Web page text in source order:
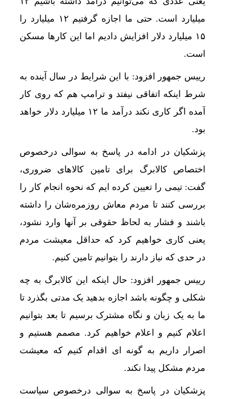
میلیارد است. حتی ما اجازه گرفتیم ۱۲ میلیارد را
۱۵ میلیارد دلار افزایش دادیم اما این کارها مسکن
است.
رییس جمهور افزود: با این شرایط در سال آینده به
شرط اینکه اتفاقی نیفتد و ترامپ هم که روی کار
آمده اگر کاری نکند درآمد ما ۱۲ میلیارد دلار خواهد
بود.
پزشکیان در ادامه در پاسخ به سوالی درخصوص
اختصاص کالابرگ برای تامین کالاهای ضروری،
گفت: تیمی را تعیین کرده ایم که نحوه انجام کار را
بررسی کنند تا مردم معاش روزمره‌شان را داشته
باشند و فشار به لحاظ حقوقی بر آنها وارد نشود،
یعنی کاری خواهیم کرد که حداقل معیشت مردم
در حدی که نیاز دارند را بتوانیم تامین کنیم.
رییس جمهور افزود: حال اینکه این کالابرگ به چه
شکلی و چگونه باشد اجازه بدهید یک مدتی بگذرد تا
ما به یک زبان و نگاه مشترک برسیم تا بعد بتوانیم
اعلام کنیم و اعلام خواهیم کرد. مصمم هستیم و
اصرار داریم به گونه ای اقدام کنیم که معیشت
مردم مشکل پیدا نکند.
پزشکیان در پاسخ به سوالی درخصوص سیاست